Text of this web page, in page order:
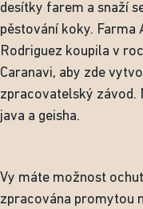
desítky farem a snaží
pěstování koky. Farma
Rodriguez koupila v
Caranavi, aby zde
zpracovatelský závod.
java a geisha.
Vy máte možnost
zpracována promytou